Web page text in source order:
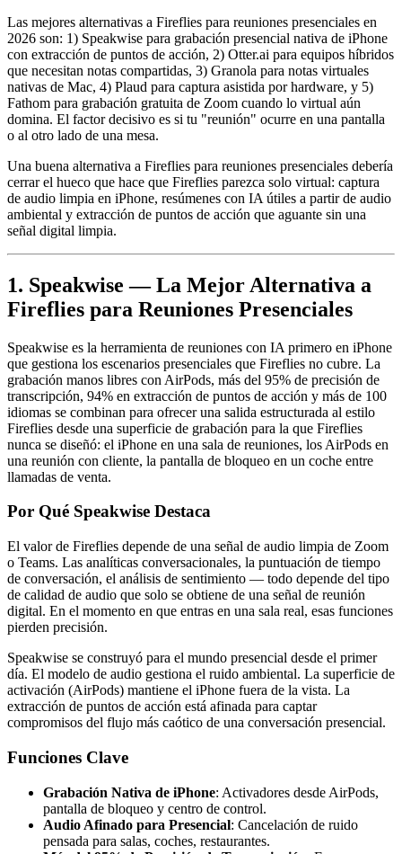
Las mejores alternativas a Fireflies para reuniones presenciales en
2026 son: 1) Speakwise para grabación presencial nativa de iPhone
con extracción de puntos de acción, 2) Otter.ai para equipos híbridos
que necesitan notas compartidas, 3) Granola para notas virtuales
nativas de Mac, 4) Plaud para captura asistida por hardware, y 5)
Fathom para grabación gratuita de Zoom cuando lo virtual aún
domina. El factor decisivo es si tu "reunión" ocurre en una pantalla
o al otro lado de una mesa.
Una buena alternativa a Fireflies para reuniones presenciales debería
cerrar el hueco que hace que Fireflies parezca solo virtual: captura
de audio limpia en iPhone, resúmenes con IA útiles a partir de audio
ambiental y extracción de puntos de acción que aguante sin una
señal digital limpia.
1. Speakwise — La Mejor Alternativa a
Fireflies para Reuniones Presenciales
Speakwise es la herramienta de reuniones con IA primero en iPhone
que gestiona los escenarios presenciales que Fireflies no cubre. La
grabación manos libres con AirPods, más del 95% de precisión de
transcripción, 94% en extracción de puntos de acción y más de 100
idiomas se combinan para ofrecer una salida estructurada al estilo
Fireflies desde una superficie de grabación para la que Fireflies
nunca se diseñó: el iPhone en una sala de reuniones, los AirPods en
una reunión con cliente, la pantalla de bloqueo en un coche entre
llamadas de venta.
Por Qué Speakwise Destaca
El valor de Fireflies depende de una señal de audio limpia de Zoom
o Teams. Las analíticas conversacionales, la puntuación de tiempo
de conversación, el análisis de sentimiento — todo depende del tipo
de calidad de audio que solo se obtiene de una señal de reunión
digital. En el momento en que entras en una sala real, esas funciones
pierden precisión.
Speakwise se construyó para el mundo presencial desde el primer
día. El modelo de audio gestiona el ruido ambiental. La superficie de
activación (AirPods) mantiene el iPhone fuera de la vista. La
extracción de puntos de acción está afinada para captar
compromisos del flujo más caótico de una conversación presencial.
Funciones Clave
Grabación Nativa de iPhone: Activadores desde AirPods,
pantalla de bloqueo y centro de control.
Audio Afinado para Presencial: Cancelación de ruido
pensada para salas, coches, restaurantes.